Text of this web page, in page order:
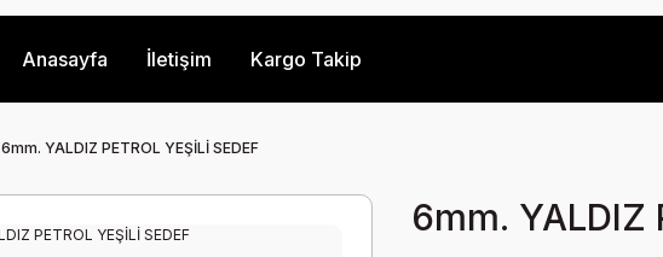
Anasayfa İletişim Kargo Takip
6mm. YALDIZ PETROL YEŞİLİ SEDEF
6mm. YALDIZ